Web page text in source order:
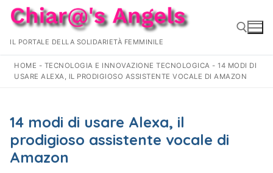
Vai
contenuto
IL PORTALE DELLA SOLIDARIETÀ FEMMINILE
Cerca:
HOME - TECNOLOGIA E INNOVAZIONE TECNOLOGICA -14 MODI DI
USARE ALEXA, IL PRODIGIOSO ASSISTENTE VOCALE DI AMAZON
14 modi di usare Alexa, il
prodigioso assistente vocale di
Amazon